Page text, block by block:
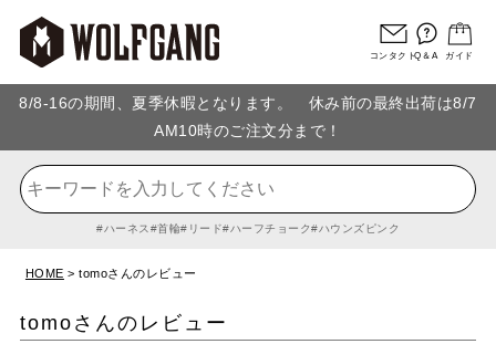
コンタクトQ＆A ガイド
8/8-16の期間、夏季休暇となります。 休み前の最終出荷は8/7
AM10時のご注文分まで！
ハーネス 首輪 リード ハーフチョーク ハウンズピンク
HOME tomoさんのレビュー
tomoさんのレビュー